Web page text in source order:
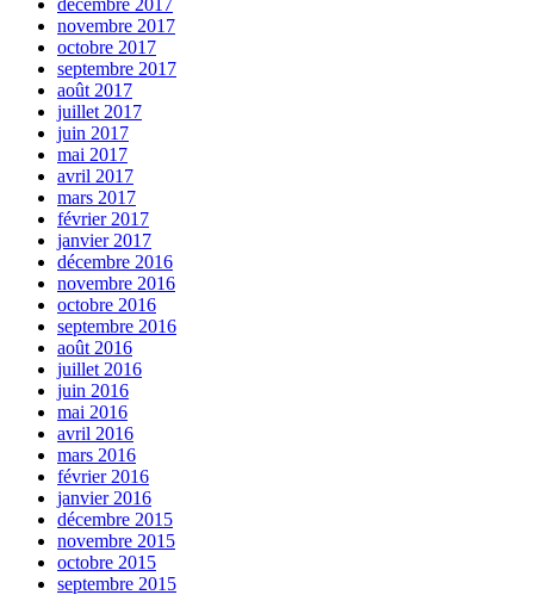
décembre 2017
novembre 2017
octobre 2017
septembre 2017
août 2017
juillet 2017
juin 2017
mai 2017
avril 2017
mars 2017
février 2017
janvier 2017
décembre 2016
novembre 2016
octobre 2016
septembre 2016
août 2016
juillet 2016
juin 2016
mai 2016
avril 2016
mars 2016
février 2016
janvier 2016
décembre 2015
novembre 2015
octobre 2015
septembre 2015